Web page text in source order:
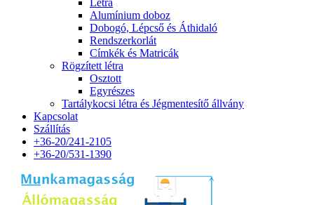
Létra
Alumínium doboz
Dobogó, Lépcső és Áthidaló
Rendszerkorlát
Címkék és Matricák
Rögzített létra
Osztott
Egyrészes
Tartálykocsi létra és Jégmentesítő állvány
Kapcsolat
Szállítás
+36-20/241-2105
+36-20/531-1390